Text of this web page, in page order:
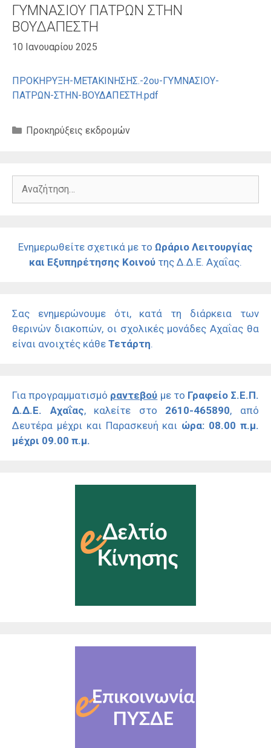
ΓΥΜΝΑΣΙΟΥ ΠΑΤΡΩΝ ΣΤΗΝ
ΒΟΥΔΑΠΕΣΤΗ
10 Ιανουαρίου 2025
ΠΡΟΚΗΡΥΞΗ-ΜΕΤΑΚΙΝΗΣΗΣ.-2ου-ΓΥΜΝΑΣΙΟΥ-
ΠΑΤΡΩΝ-ΣΤΗΝ-ΒΟΥΔΑΠΕΣΤΗ.pdf
Κατηγορίες
Προκηρύξεις εκδρομών
Αναζήτηση
Ενημερωθείτε σχετικά με το Ωράριο Λειτουργίας
και Εξυπηρέτησης Κοινού της Δ.Δ.Ε. Αχαΐας.
Σας ενημερώνουμε ότι, κατά τη διάρκεια των
θερινών διακοπών, οι σχολικές μονάδες Αχαΐας θα
είναι ανοιχτές κάθε Τετάρτη.
Για προγραμματισμό ραντεβού με το Γραφείο Σ.Ε.Π.
Δ.Δ.Ε. Αχαΐας, καλείτε στο 2610-465890, από
Δευτέρα μέχρι και Παρασκευή και ώρα: 08.00 π.μ.
μέχρι 09.00 π.μ.